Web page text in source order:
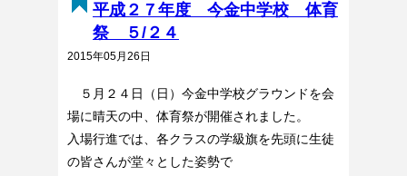
平成２７年度 今金中学校 体育
祭 ５/２４
2015年05月26日
５月２４日（日）今金中学校グラウンドを会
場に晴天の中、体育祭が開催されました。
入場行進では、各クラスの学級旗を先頭に生徒
の皆さんが堂々とした姿勢で